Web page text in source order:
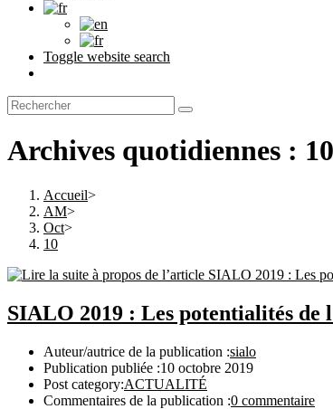
Toggle website search
Archives quotidiennes :
Accueil>
AM>
Oct>
10
SIALO 2019 : Les potentialités de
Auteur/autrice de la publication :sialo
Publication publiée :10 octobre 2019
Post category:ACTUALITÉ
Commentaires de la publication :0 commentaire